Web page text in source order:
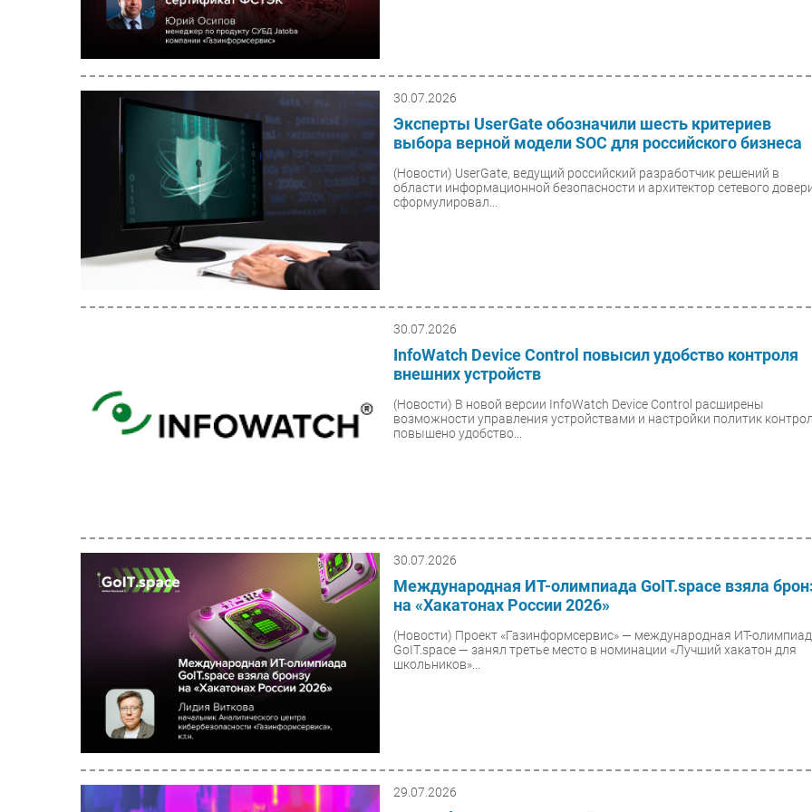
30.07.2026
Эксперты UserGate обозначили шесть критериев
выбора верной модели SOC для российского бизнеса
(Новости) UserGate, ведущий российский разработчик решений в
области информационной безопасности и архитектор сетевого
сформулировал...
30.07.2026
InfoWatch Device Control повысил удобство контроля
внешних устройств
(Новости) В новой версии InfoWatch Device Control расширены
возможности управления устройствами и настройки политик
повышено удобство...
30.07.2026
Международная ИТ-олимпиада GoIT.space взяла
на «Хакатонах России 2026»
(Новости) Проект «Газинформсервис» — международная ИТ-
GoIT.space — занял третье место в номинации «Лучший хакатон для
школьников»...
29.07.2026